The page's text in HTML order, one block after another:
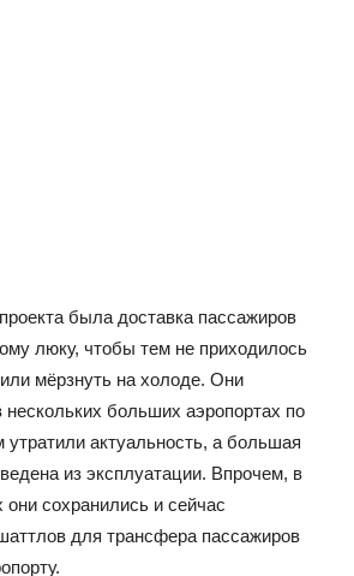
была доставка пассажиров
люку, чтобы тем не приходилось
мёрзнуть на холоде. Они
нескольких больших аэропортах по
утратили актуальность, а большая
из эксплуатации. Впрочем, в
они сохранились и сейчас
для трансфера пассажиров